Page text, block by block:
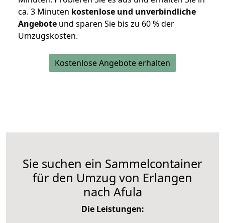
ca. 3 Minuten kostenlose und unverbindliche
Angebote und sparen Sie bis zu 60 % der
Umzugskosten.
Kostenlose Angebote erhalten
Sie suchen ein Sammelcontainer
für den Umzug von Erlangen
nach Afula
Die Leistungen: